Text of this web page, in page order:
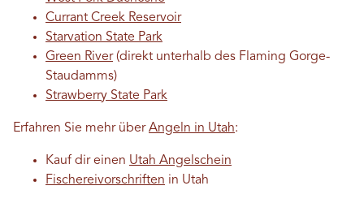
Currant Creek Reservoir
Starvation State Park
Green River(direkt unterhalb des Flaming Gorge-
Staudamms)
Strawberry State Park
Erfahren Sie mehr überAngeln in Utah:
Kauf dir einen Utah Angelschein
Fischereivorschriften in Utah